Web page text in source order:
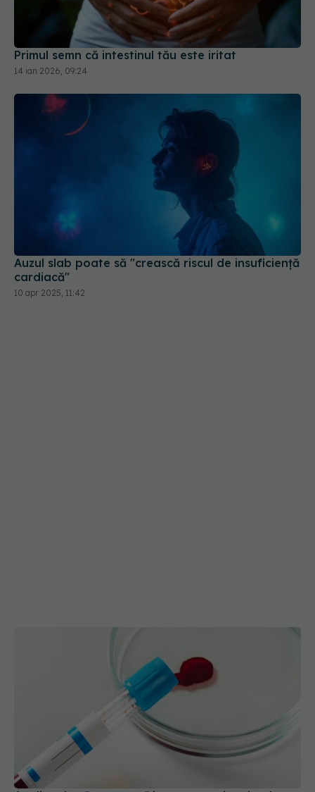
Primul semn că intestinul tău este iritat
14 ian 2026, 09:24
Auzul slab poate să "crească riscul de insuficienţă
cardiacă"
10 apr 2025, 11:42
Analiza de sânge care îți poate prezice riscul